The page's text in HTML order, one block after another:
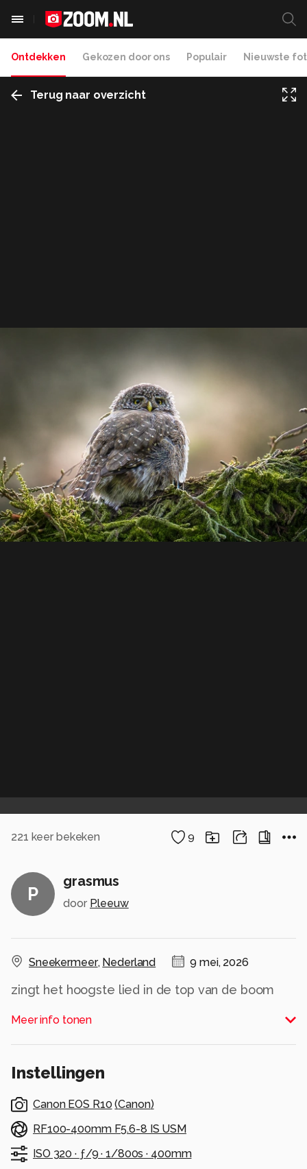
Ontdekken Gekozen door ons Populair Nieuwste
Terug naar overzicht
221 keer bekeken 9
P
grasmus
door P.leeuw
Sneekermeer, Nederland 9 mei, 2026
zingt het hoogste lied in de top van de boom
Alle rechten voorbehouden
Meer info tonen
Instellingen
Canon EOS R10 (Canon)
RF100-400mm F5.6-8 IS USM
ISO 320 · ƒ/9 ·1/800s · 400mm